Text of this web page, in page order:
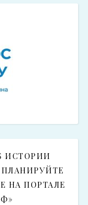
ИСТОРИИ
НА ПОРТАЛЕ